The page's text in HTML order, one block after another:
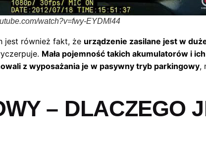
watch?v=fwy-EYDMl44
jest również fakt, że urządzenie zasilane jest w
Mała pojemność takich akumulatorów i
z wyposażania je w pasywny tryb parkingowy,
– DLACZEGO